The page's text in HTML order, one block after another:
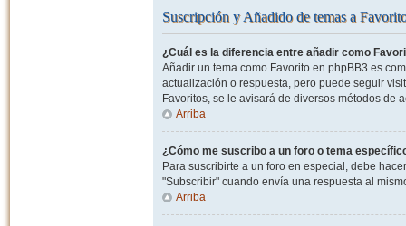
Suscripción y Añadido de temas a
¿Cuál es la diferencia entre añadir como
Añadir un tema como Favorito en phpBB3 es
actualización o respuesta, pero puede seguir
Favoritos, se le avisará de diversos métodos de
Arriba
¿Cómo me suscribo a un foro o tema
Para suscribirte a un foro en especial, debe
"Subscribir" cuando envía una respuesta al
Arriba